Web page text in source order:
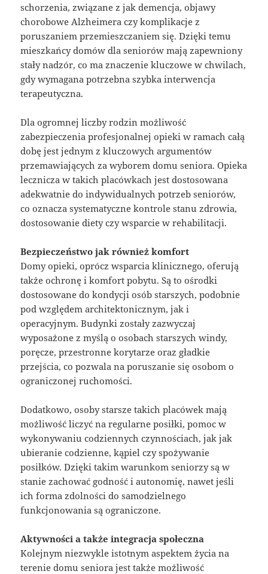
schorzenia, związane z jak demencja, objawy
chorobowe Alzheimera czy komplikacje z
poruszaniem przemieszczaniem się. Dzięki temu
mieszkańcy domów dla seniorów mają zapewniony
stały nadzór, co ma znaczenie kluczowe w chwilach,
gdy wymagana potrzebna szybka interwencja
terapeutyczna.
Dla ogromnej liczby rodzin możliwość
zabezpieczenia profesjonalnej opieki w ramach całą
dobę jest jednym z kluczowych argumentów
przemawiających za wyborem domu seniora. Opieka
lecznicza w takich placówkach jest dostosowana
adekwatnie do indywidualnych potrzeb seniorów,
co oznacza systematyczne kontrole stanu zdrowia,
dostosowanie diety czy wsparcie w rehabilitacji.
Bezpieczeństwo jak również komfort
Domy opieki, oprócz wsparcia klinicznego, oferują
także ochronę i komfort pobytu. Są to ośrodki
dostosowane do kondycji osób starszych, podobnie
pod względem architektonicznym, jak i
operacyjnym. Budynki zostały zazwyczaj
wyposażone z myślą o osobach starszych windy,
poręcze, przestronne korytarze oraz gładkie
przejścia, co pozwala na poruszanie się osobom o
ograniczonej ruchomości.
Dodatkowo, osoby starsze takich placówek mają
możliwość liczyć na regularne posiłki, pomoc w
wykonywaniu codziennych czynnościach, jak jak
ubieranie codzienne, kąpiel czy spożywanie
posiłków. Dzięki takim warunkom seniorzy są w
stanie zachować godność i autonomię, nawet jeśli
ich forma zdolności do samodzielnego
funkcjonowania są ograniczone.
Aktywności a także integracja społeczna
Kolejnym niezwykle istotnym aspektem życia na
terenie domu seniora jest także możliwość